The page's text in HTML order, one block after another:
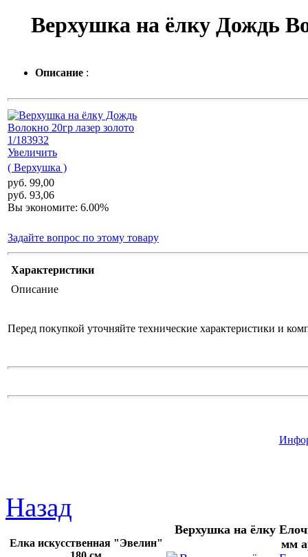
Верхушка на ёлку Дождь
Описание :
Увеличить
( Верхушка )
руб. 99,00
руб. 93,06
Вы экономите: 6.00%
Задайте вопрос по этому товару
Характеристики
Описание
Перед покупкой уточняйте технические характеристики и
Назад
Елка искусственная "Эвелин"
Верхушка на ёлку
мм